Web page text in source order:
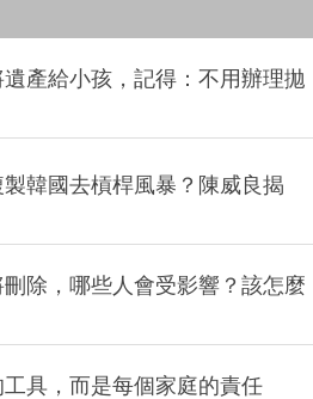
產給小孩，記得：不用辦理拋
韓國去槓桿風暴？陳威良揭
刪除，哪些人會受影響？該怎麼
具，而是每個家庭的責任